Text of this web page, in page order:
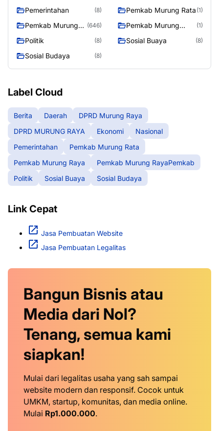
Pemerintahan (8) Pemkab Murung Rata (1)
Pemkab Murung
(646)
Pemkab Murung
(1)
Politik (8) Sosial Buaya (8)
Sosial Budaya (8)
Label Cloud
Berita Daerah
DPRD Murung Raya
DPRD MURUNG RAYA
Ekonomi
Nasional
Pemerintahan
Pemkab Murung Rata
Pemkab Murung Raya
Pemkab Murung RayaPemkab
Politik
Sosial Buaya Sosial Budaya
Link Cepat
Jasa Pembuatan Website
Jasa Pembuatan Legalitas
Bangun Bisnis atau
Media dari Nol?
Tenang, semua kami
siapkan!
Mulai dari legalitas usaha yang sah sampai
website modern dan responsif. Cocok untuk
UMKM, startup, komunitas, dan media online.
Mulai Rp1.000.000.